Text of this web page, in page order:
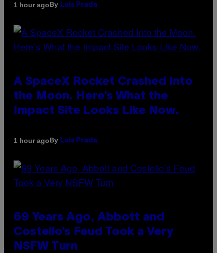
1 hour agoBy Luis Prada
A SpaceX Rocket Crashed Into
the Moon. Here’s What the
Impact Site Looks Like Now.
1 hour agoBy Luis Prada
69 Years Ago, Abbott and
Costello’s Feud Took a Very
NSFW Turn